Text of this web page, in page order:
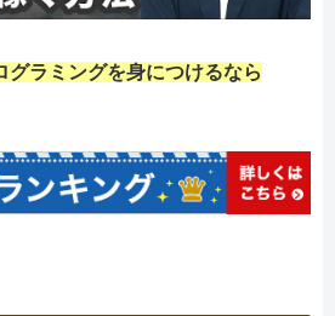
グラミングを身につけるなら